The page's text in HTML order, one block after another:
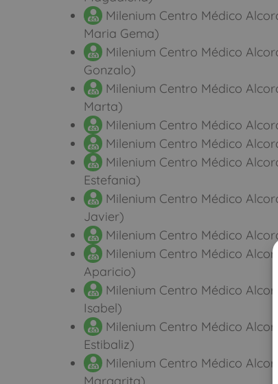
Milenium Centro Médico
Maria Gema)
Milenium Centro Médico
Gonzalo)
Milenium Centro Médico
Marta)
Milenium Centro Médico
Milenium Centro Médico
Milenium Centro Médico
Estefania)
Milenium Centro Médico
Javier)
Milenium Centro Médico
Milenium Centro Médico
Aparicio)
Milenium Centro Médico
Isabel)
Milenium Centro Médico
Estibaliz)
Milenium Centro Médico